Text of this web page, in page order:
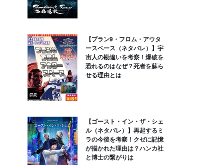
【プラン9・フロム・アウタ
ースペース（ネタバレ）】宇
宙人の勘違いを考察！爆破を
恐れるのはなぜ？死者を蘇ら
せる理由とは
【ゴースト・イン・ザ・シェ
ル（ネタバレ）】再起するミ
ラの今後を考察！クゼに記憶
が描かれた理由は？ハンカ社
と博士の繋がりは